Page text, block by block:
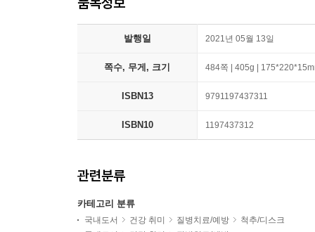
발행일 2021년 05월 13일
쪽수, 무게, 크기 484쪽 | 405g |
ISBN13 9791197437311
ISBN10 1197437312
관련분류
카테고리 분류
국내도서 건강 취미 질병치료/예방
척추/디스크